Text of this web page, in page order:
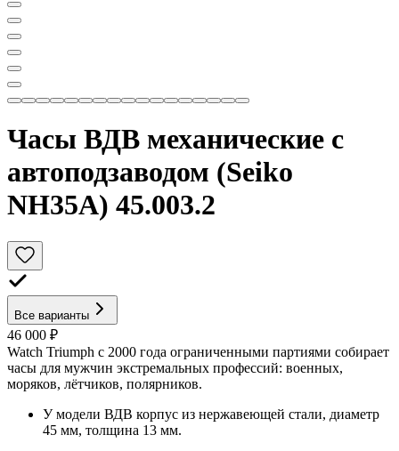
Часы ВДВ механические с
автоподзаводом (Seiko
NH35A) 45.003.2
Все варианты
46 000 ₽
Watch Triumph с 2000 года ограниченными партиями собирает
часы для мужчин экстремальных профессий: военных,
моряков, лётчиков, полярников.
У модели ВДВ корпус из нержавеющей стали, диаметр
45 мм, толщина 13 мм.